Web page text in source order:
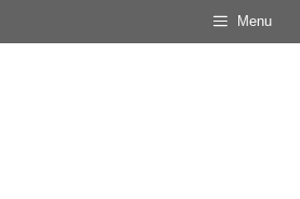
Inhalt
Menu